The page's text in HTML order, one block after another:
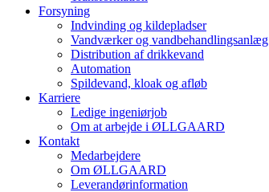
Forsyning
Indvinding og kildepladser
Vandværker og vandbehandlingsanlæg
Distribution af drikkevand
Automation
Spildevand, kloak og afløb
Karriere
Ledige ingeniørjob
Om at arbejde i ØLLGAARD
Kontakt
Medarbejdere
Om ØLLGAARD
Leverandørinformation